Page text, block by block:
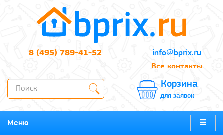
8 (495) 789-41-52
info@bprix.ru
Все контакты
Корзина
для заявок
Меню